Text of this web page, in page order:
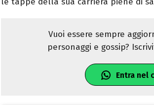
Vuoi essere sempre
personaggi e gossip?
Entra nel